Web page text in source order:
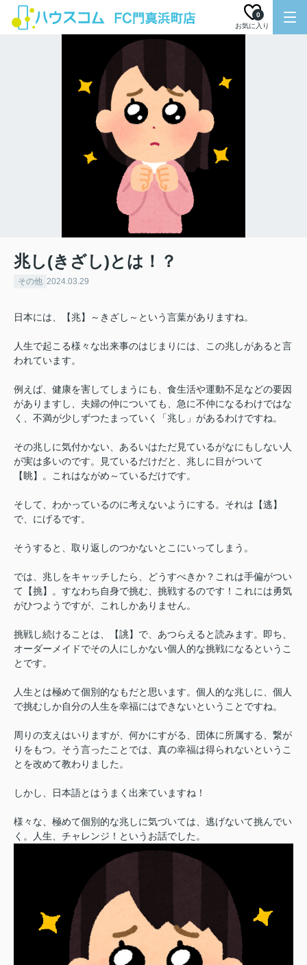
お気に入り
0
兆し(きざし)とは！？
その他 2024.03.29
日本には、【兆】～きざし～という言葉がありますね。
人生で起こる様々な出来事のはじまりには、この兆しがあると言
われています。
例えば、健康を害してしまうにも、食生活や運動不足などの要因
がありますし、夫婦の仲についても、急に不仲になるわけではな
く、不満が少しずつたまっていく「兆し」があるわけですね。
その兆しに気付かない、あるいはただ見ているがなにもしない人
が実は多いのです。見ているだけだと、兆しに目がついて
【眺】。これはながめ～ているだけです。
そして、わかっているのに考えないようにする。それは【逃】
で、にげるです。
そうすると、取り返しのつかないとこにいってしまう。
では、兆しをキャッチしたら、どうすべきか？これは手偏がつい
て【挑】。すなわち自身で挑む、挑戦するのです！これには勇気
がひつようですが、これしかありません。
挑戦し続けることは、【誂】で、あつらえると読みます。即ち、
オーダーメイドでその人にしかない個人的な挑戦になるというこ
とです。
人生とは極めて個別的なもだと思います。個人的な兆しに、個人
で挑むしか自分の人生を幸福にはできないということですね。
周りの支えはいりますが、何かにすがる、団体に所属する、繋が
りをもつ。そう言ったことでは、真の幸福は得られないというこ
とを改めて教わりました。
しかし、日本語とはうまく出来ていますね！
様々な、極めて個別的な兆しに気づいては、逃げないて挑んでい
く。人生、チャレンジ！というお話でした。